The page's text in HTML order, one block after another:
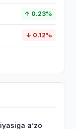
↑ 0.23%
↓ 0.12%
aʼzo